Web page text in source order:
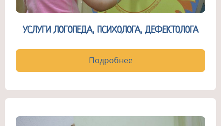
УСЛУГИ ЛОГОПЕДА, ПСИХОЛОГА, ДЕФЕКТОЛОГА
Подробнее